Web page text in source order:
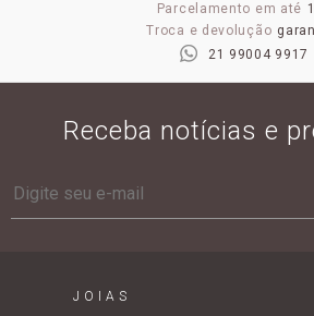
Parcelamento em até
Troca e devolução
21 99004 9917
Receba notícias e
JOIAS